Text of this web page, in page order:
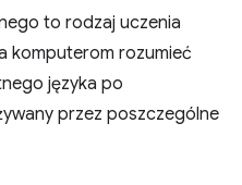
to rodzaj uczenia
komputerom rozumieć
języka po
przez poszczególne